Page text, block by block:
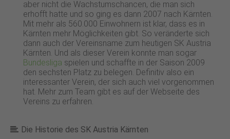
aber nicht die Wachstumschancen, die man sich
erhofft hatte und so ging es dann 2007 nach Kärnten.
Mit mehr als 560.000 Einwohnern ist klar, dass es in
Kärnten mehr Möglichkeiten gibt. So veränderte sich
dann auch der Vereinsname zum heutigen SK Austria
Kärnten. Und als dieser Verein konnte man sogar
Bundesliga spielen und schaffte in der Saison 2009
den sechsten Platz zu belegen. Definitiv also ein
interessanter Verein, der sich auch viel vorgenommen
hat. Mehr zum Team gibt es auf der Webseite des
Vereins zu erfahren.
Die Historie des SK Austria Kärnten